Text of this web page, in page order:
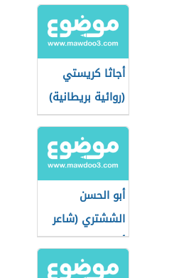
أجاثا كريستي
(روائية بريطانية)
أبو الحسن
الششتري (شاعر
أندلسي)